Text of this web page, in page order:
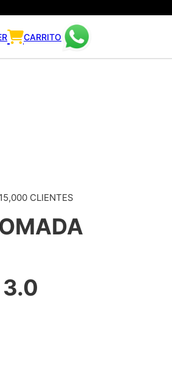
CARRITO
CLIENTES